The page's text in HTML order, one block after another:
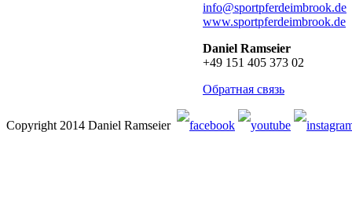
info@sportpferdeimbrook.de
www.sportpferdeimbrook.de
Daniel Ramseier
+49 151 405 373 02
Обратная связь
Copyright 2014 Daniel Ramseier